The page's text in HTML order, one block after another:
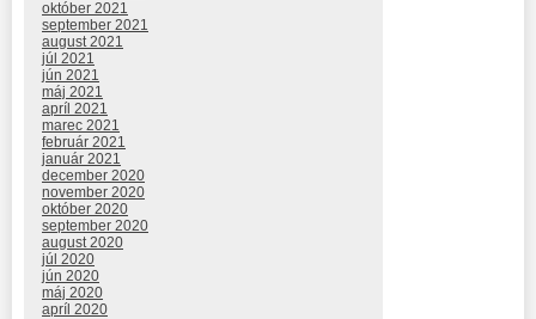
október 2021
september 2021
august 2021
júl 2021
jún 2021
máj 2021
apríl 2021
marec 2021
február 2021
január 2021
december 2020
november 2020
október 2020
september 2020
august 2020
júl 2020
jún 2020
máj 2020
apríl 2020